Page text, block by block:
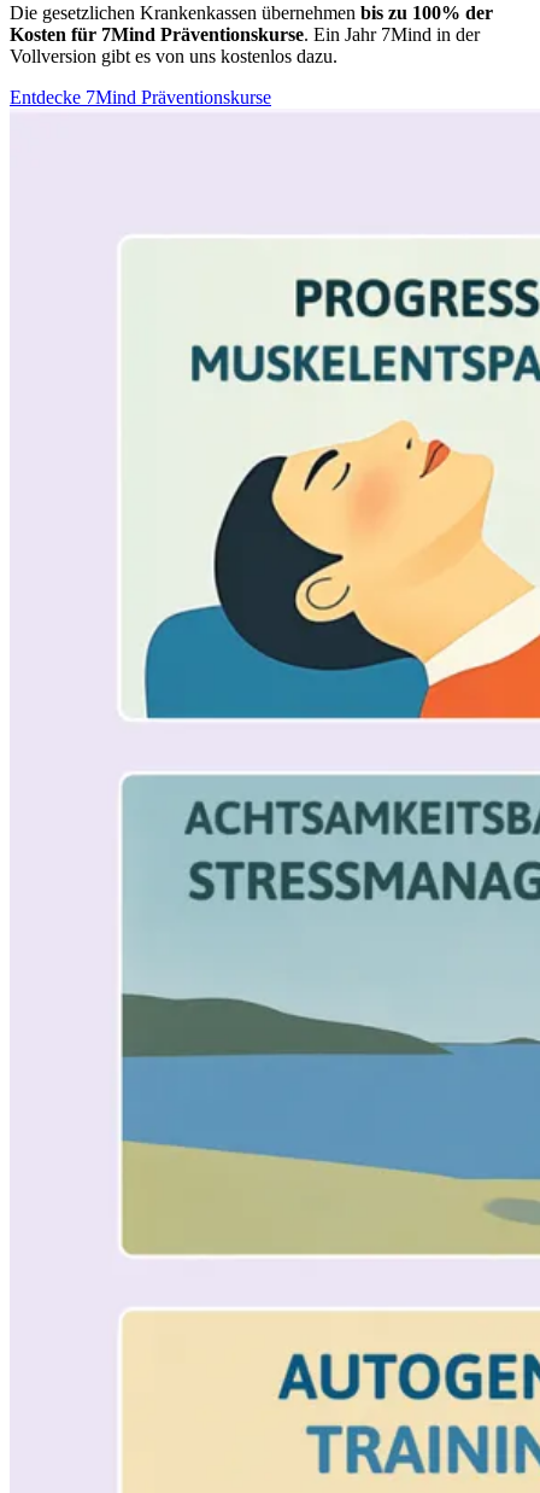
Die gesetzlichen Krankenkassen übernehmen bis zu 100% der
Kosten für 7Mind Präventionskurse. Ein Jahr 7Mind in der
Vollversion gibt es von uns kostenlos dazu.
Entdecke 7Mind Präventionskurse